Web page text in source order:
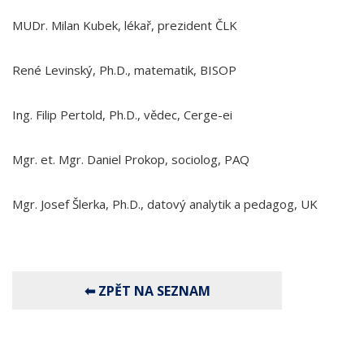
MUDr. Milan Kubek, lékař, prezident ČLK
René Levinský, Ph.D., matematik, BISOP
Ing. Filip Pertold, Ph.D., vědec, Cerge-ei
Mgr. et. Mgr. Daniel Prokop, sociolog, PAQ
Mgr. Josef Šlerka, Ph.D., datový analytik a pedagog, UK